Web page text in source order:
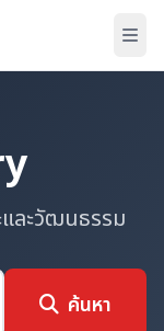
ละวัฒนธรรม
ค้นหา